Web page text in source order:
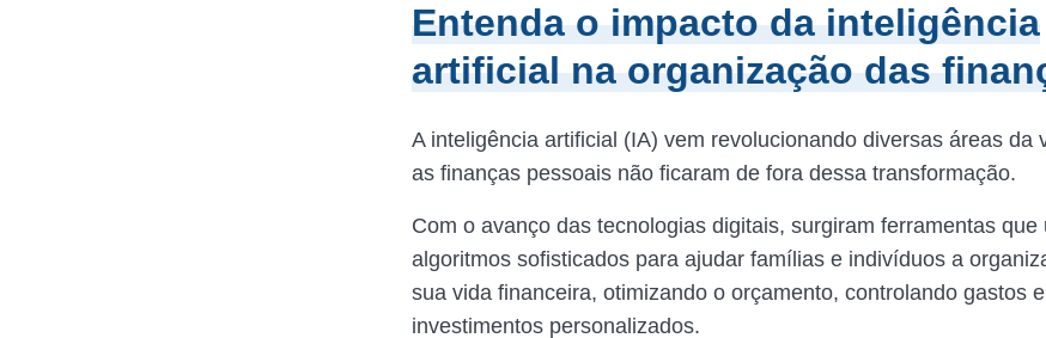
Entenda o impacto da inteligência
artificial na organização das
A inteligência artificial (IA) vem revolucionando diversas áreas da
as finanças pessoais não ficaram de fora dessa transformação.
Com o avanço das tecnologias digitais, surgiram ferramentas que
algoritmos sofisticados para ajudar famílias e indivíduos a
sua vida financeira, otimizando o orçamento, controlando gastos
investimentos personalizados.